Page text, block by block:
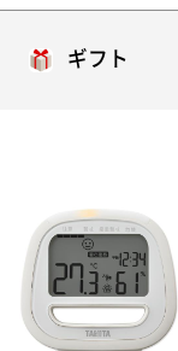
ギフト